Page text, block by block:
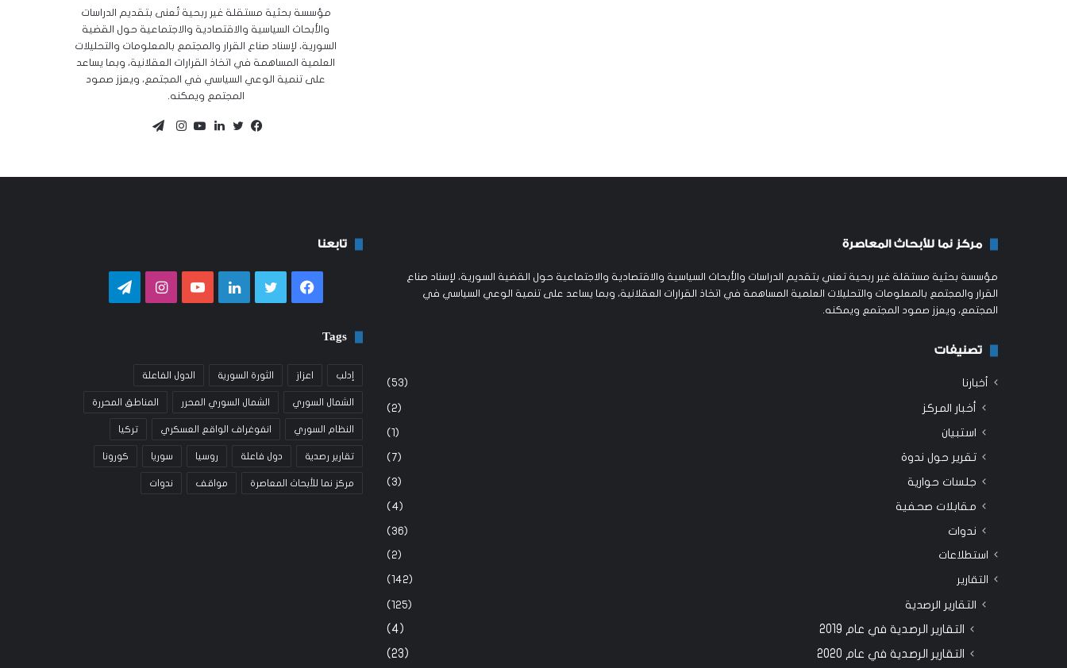
مؤسسة بحثية مستقلة غير ربحية تُعنى بتقديم الدراسات
والأبحاث السياسية والاقتصادية والاجتماعية حول القضية
السورية، لإسناد صناع القرار والمجتمع بالمعلومات والتحليلات
العلمية المساهمة في اتخاذ القرارات العقلانية، وبما يساعد
على تنمية الوعي السياسي في المجتمع، ويعزز صمود
المجتمع ويمكنه.
مركز نما للأبحاث المعاصرة
مؤسسة بحثية مستقلة غير ربحية تعني بتقديم الدراسات والأبحاث السياسية والاقتصادية والاجتماعية حول القضية السورية، لإسناد صناع
القرار والمجتمع بالمعلومات والتحليلات العلمية المساهمة في اتخاذ القرارات العقلانية، وبما يساعد على تنمية الوعي السياسي في
المجتمع، ويعزز صمود المجتمع ويمكنه.
تصنيفات
أخبارنا (53)
أخبار المركز (2)
استبيان (1)
تقرير حول ندوة (7)
جلسات حوارية (3)
مقابلات صحفية (4)
ندوات (36)
استطلاعات (2)
التقارير (142)
التقارير الرصدية (125)
التقارير الرصدية في عام 2019
(4)
التقارير الرصدية في عام 2020
(23)
تابعنا
فيسبوكتويتر لينكدإنيوتيوبانستقرامتيلقرام
Tags
إدلب اعزاز الثورة السورية الدول الفاعلة
الشمال السوري الشمال السوري المحرر المناطق المحررة
النظام السوري انفوغراف الواقع العسكري تركيا
تقارير رصدية دول فاعلة روسيا سوريا كورونا
مركز نما للأبحاث المعاصرة مواقف ندوات